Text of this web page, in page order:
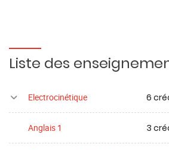
Liste des
Electrocinétique 6
Anglais 1 3